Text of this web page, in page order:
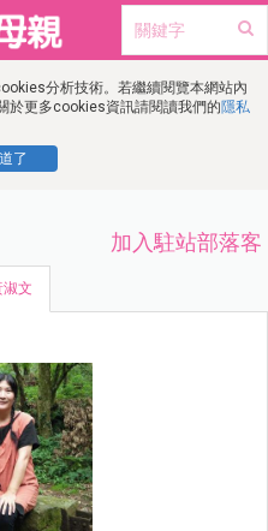
分析技術。若繼續閱覽本網站內
於更多cookies資訊請閱讀我們的隱私
了
加入駐站部落客
淑文